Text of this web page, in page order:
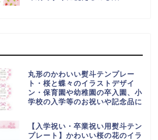
丸形のかわいい熨斗テンプレー
ト・桜と蝶々のイラストデザイ
ン・保育園や幼稚園の卒入園、小
学校の入学等のお祝いや記念品に
【入学祝い・卒業祝い用熨斗テン
プレート】かわいい桜の花のイラ